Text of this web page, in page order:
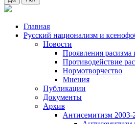
Главная
Русский национализм и
Новости
Проявления расизма
Противодействие
Нормотворчество
Мнения
Публикации
Документы
Архив
Антисемитизм 2003-